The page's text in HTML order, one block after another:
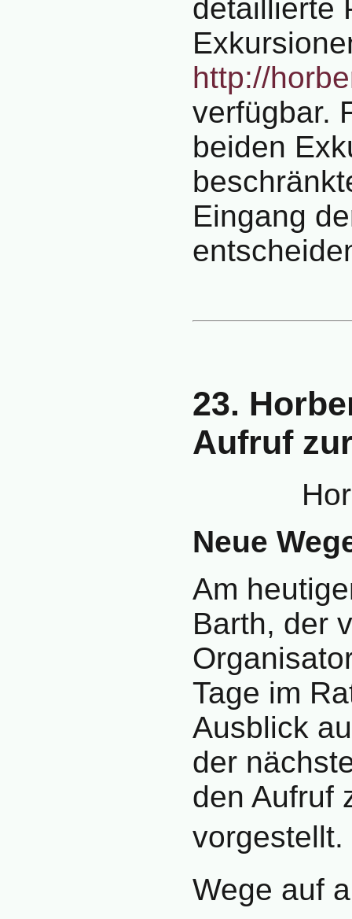
detaillierte
http://
verfügbar.
beiden
Eingang
23.
Aufruf
Neue
Am
Barth, der
Tage im
Ausblick
der
den Aufruf
vorgestellt.
Wege auf